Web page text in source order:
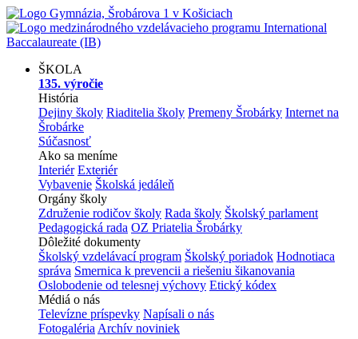
ŠKOLA
135. výročie
História
Dejiny školy Riaditelia školy Premeny Šrobárky Internet na
Šrobárke
Súčasnosť
Ako sa meníme
Interiér Exteriér
Vybavenie Školská jedáleň
Orgány školy
Združenie rodičov školy Rada školy Školský parlament
Pedagogická rada OZ Priatelia Šrobárky
Dôležité dokumenty
Školský vzdelávací program Školský poriadok Hodnotiaca
správa Smernica k prevencii a riešeniu šikanovania
Oslobodenie od telesnej výchovy Etický kódex
Médiá o nás
Televízne príspevky Napísali o nás
Fotogaléria Archív noviniek